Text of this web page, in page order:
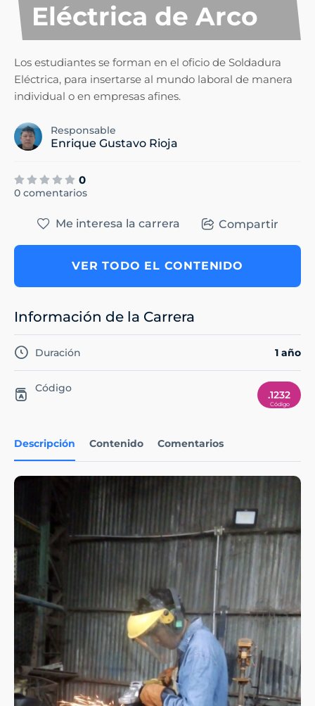
Eléctrica de Arco
Los estudiantes se forman en el oficio de Soldadura
Eléctrica, para insertarse al mundo laboral de manera
individual o en empresas afines.
Responsable
Enrique Gustavo Rioja
0
0 comentarios
Descripción Contenido Comentarios
Me interesa la carrera Compartir
VER TODO EL CONTENIDO
Información de la Carrera
Duración 1 año
Código
.1232